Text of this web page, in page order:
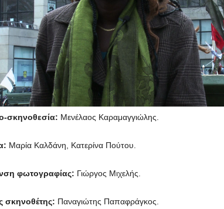
σκηνοθεσία: Μενέλαος Καραμαγγιώλης.
Μαρία Καλδάνη, Κατερίνα Πούτου.
φωτογραφίας: Γιώργος Μιχελής.
σκηνοθέτης: Παναγιώτης Παπαφράγκος.